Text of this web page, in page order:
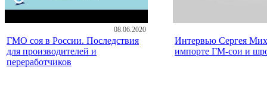
08.06.2020
ГМО соя в России. Последствия
для производителей и
переработчиков
Интервью Сергея
импорте ГМ-сои и